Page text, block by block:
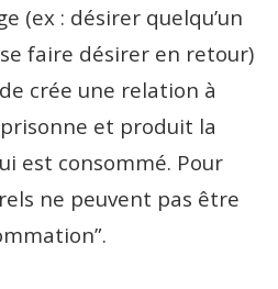
(ex : désirer quelqu’un
faire désirer en retour)
crée une relation à
et produit la
est consommé. Pour
ne peuvent pas être